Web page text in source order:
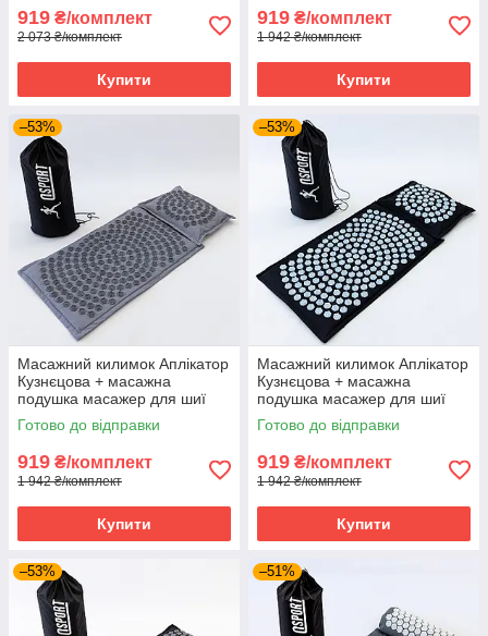
919 ₴/комплект
2 073 ₴/комплект
Купити
919 ₴/комплект
1 942 ₴/комплект
Купити
–53%
Масажний килимок Аплікатор
Кузнєцова + масажна
подушка масажер для шиї
OSPORT Lotus Mat Eco (apl-
020) Сіро-сірий
Готово до відправки
919 ₴/комплект
1 942 ₴/комплект
Купити
–53%
Масажний килимок Аплікатор
Кузнєцова + масажна
подушка масажер для шиї
OSPORT Lotus Mat Eco (apl-
020) Чорно-небесний
Готово до відправки
919 ₴/комплект
1 942 ₴/комплект
Купити
–53% –51%